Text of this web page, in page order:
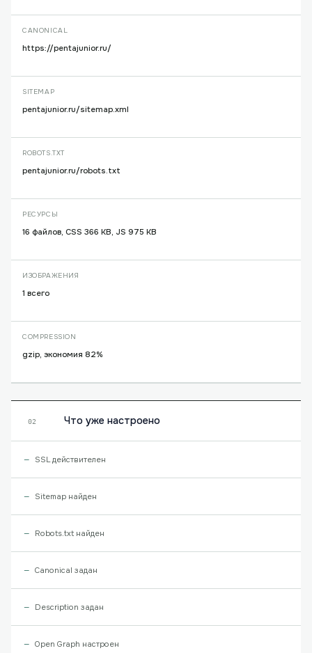
CANONICAL
https://pentajunior.ru/
SITEMAP
pentajunior.ru/sitemap.xml
ROBOTS.TXT
pentajunior.ru/robots.txt
РЕСУРСЫ
16 файлов, CSS 366 KB, JS 975 KB
ИЗОБРАЖЕНИЯ
1 всего
COMPRESSION
gzip, экономия 82%
02 Что уже настроено
SSL действителен
Sitemap найден
Robots.txt найден
Canonical задан
Description задан
Open Graph настроен